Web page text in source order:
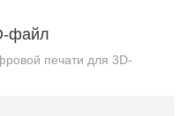
файл
печати для 3D-